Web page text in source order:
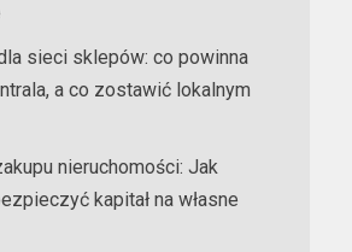
sieci sklepów: co powinna
a co zostawić lokalnym
nieruchomości: Jak
kapitał na własne